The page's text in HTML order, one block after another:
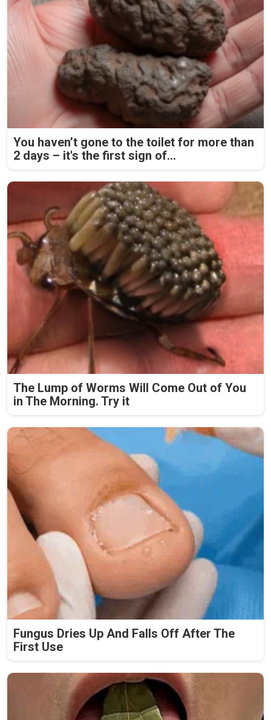
You haven’t gone to the toilet for more than
2 days – it's the first sign of...
The Lump of Worms Will Come Out of You
in The Morning. Try it
Fungus Dries Up And Falls Off After The
First Use